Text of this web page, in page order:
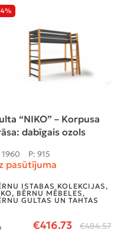
“NIKO” – Korpusa
dabīgais ozols
1960 P: 915
pasūtījuma
ISTABAS KOLEKCIJAS,
, BĒRNU MĒBELES,
GULTAS UN TAHTAS
€416.73 €484.57